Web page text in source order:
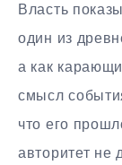
Власть
один из
а как
смысл
что его
авторитет не